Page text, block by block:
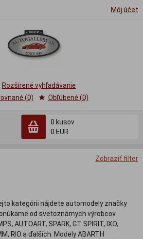
Môj účet
0 kusov
0 EUR
Rozšírené vyhľadávanie
(0)
Obľúbené (0)
Zobraziť filter
kategórii nájdete automodely značky
od svetoznámych výrobcov
AUTOART, SPARK, GT SPIRIT, IXO,
RIO a ďalších. Modely ABARTH